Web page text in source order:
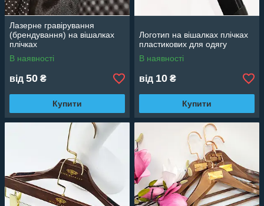
Лазерне гравірування
(брендування) на вішалках
плічках
В наявності
від 50 ₴
Купити
Логотип на вішалках плічках
пластикових для одягу
В наявності
від 10 ₴
Купити